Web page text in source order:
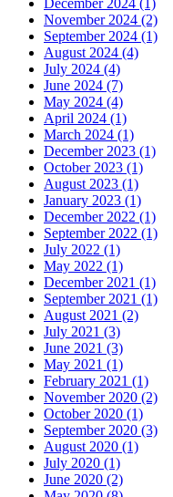
December 2024 (1)
November 2024 (2)
September 2024 (1)
August 2024 (4)
July 2024 (4)
June 2024 (7)
May 2024 (4)
April 2024 (1)
March 2024 (1)
December 2023 (1)
October 2023 (1)
August 2023 (1)
January 2023 (1)
December 2022 (1)
September 2022 (1)
July 2022 (1)
May 2022 (1)
December 2021 (1)
September 2021 (1)
August 2021 (2)
July 2021 (3)
June 2021 (3)
May 2021 (1)
February 2021 (1)
November 2020 (2)
October 2020 (1)
September 2020 (3)
August 2020 (1)
July 2020 (1)
June 2020 (2)